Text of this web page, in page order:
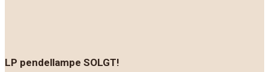
LP pendellampe SOLGT!